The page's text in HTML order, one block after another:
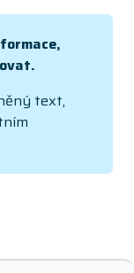
text,